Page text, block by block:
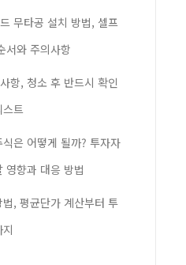
무타공 설치 방법, 셀프
서와 주의사항
항, 청소 후 반드시 확인
스트
은 어떻게 될까? 투자자
영향과 대응 방법
, 평균단가 계산부터 투